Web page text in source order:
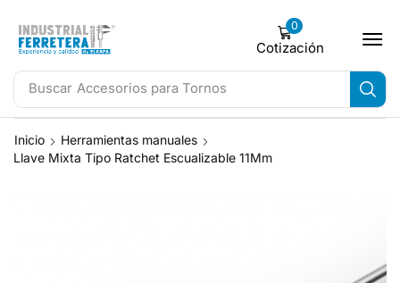
Buscar Accesorios para Tornos
0
Cotización
Inicio
Herramientas manuales
Llave Mixta Tipo Ratchet Escualizable 11Mm